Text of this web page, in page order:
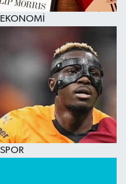
EKONOMİ
SPOR